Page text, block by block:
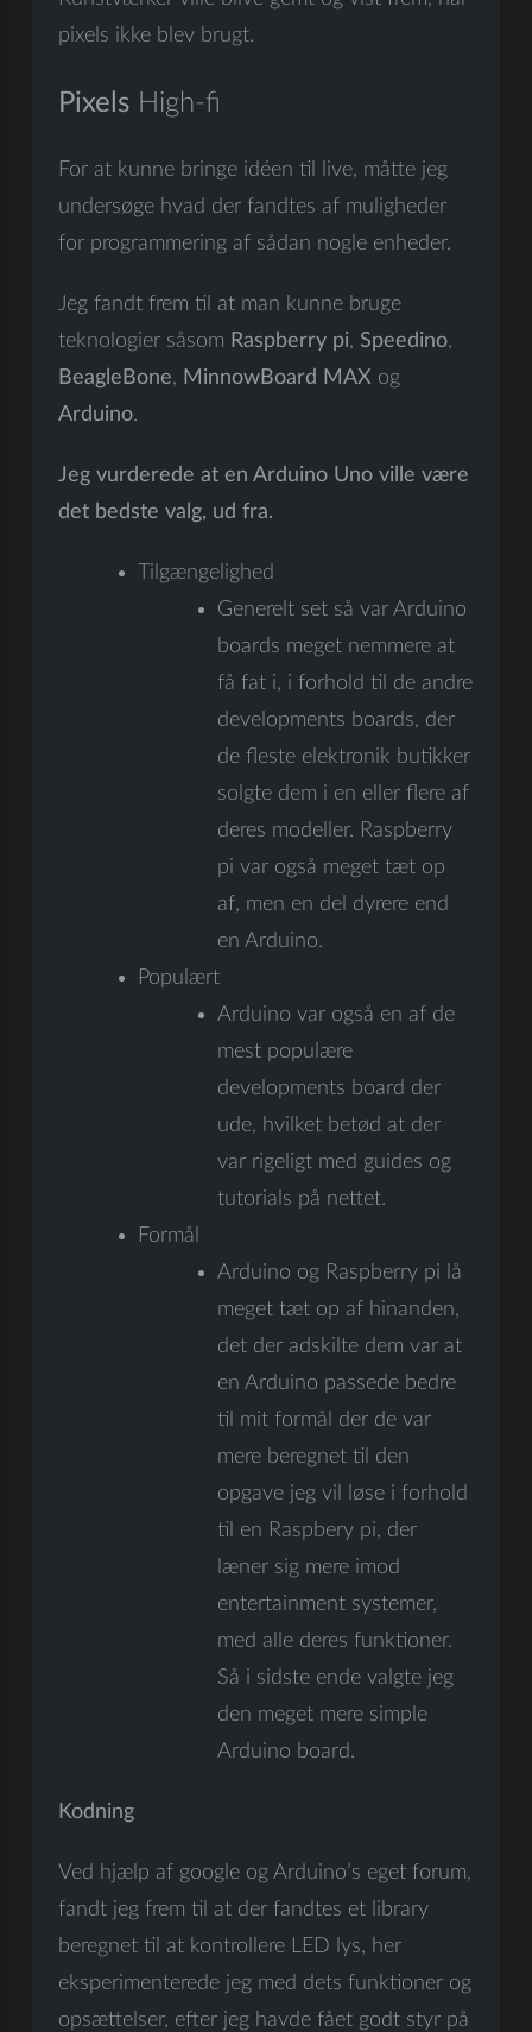
pixels ikke blev brugt.
Pixels High-fi
For at kunne bringe idéen til live, måtte jeg
undersøge hvad der fandtes af muligheder
for programmering af sådan nogle enheder.
Jeg fandt frem til at man kunne bruge
teknologier såsom Raspberry pi, Speedino,
BeagleBone, MinnowBoard MAX og
Arduino.
Jeg vurderede at en Arduino Uno ville være
det bedste valg, ud fra.
Tilgængelighed
Generelt set så var Arduino
boards meget nemmere at
få fat i, i forhold til de andre
developments boards, der
de fleste elektronik butikker
solgte dem i en eller flere af
deres modeller. Raspberry
pi var også meget tæt op
af, men en del dyrere end
en Arduino.
Populært
Arduino var også en af de
mest populære
developments board der
ude, hvilket betød at der
var rigeligt med guides og
tutorials på nettet.
Formål
Arduino og Raspberry pi lå
meget tæt op af hinanden,
det der adskilte dem var at
en Arduino passede bedre
til mit formål der de var
mere beregnet til den
opgave jeg vil løse i forhold
til en Raspbery pi, der
læner sig mere imod
entertainment systemer,
med alle deres funktioner.
Så i sidste ende valgte jeg
den meget mere simple
Arduino board.
Kodning
Ved hjælp af google og Arduino’s eget forum,
fandt jeg frem til at der fandtes et library
beregnet til at kontrollere LED lys, her
eksperimenterede jeg med dets funktioner og
opsættelser, efter jeg havde fået godt styr på